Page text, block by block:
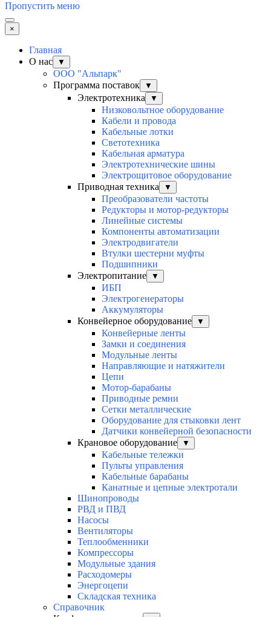
Пропустить меню
×
Главная
О нас
▼
ООО "Альпарк"
Программа поставок
▼
Электротехника ▼
Низковольтное оборудование
Кабели и провода
Кабельные лотки
Светотехника
Кабельная арматура
Электротехнические шины
Электрощитовое оборудование
Приводная техника
▼
Преобразователи частоты
Редукторы и мотор-редукторы
Линейные системы
Компоненты автоматизации
Электродвигатели
Втулки шестерни муфты
Подшипники
Электропитание
▼
ИБП
Электрогенераторы
Аккумуляторы
Конвейерное оборудование
▼
Конвейерные ленты
Замки и соединения
Модульные ленты
Направляющие и натяжители
Цепи
Мотор-барабаны
Приводные ремни
Сетки металлические
Оборудование для стыковки лент
Датчики конвейерной безопасности
Крановое оборудование
▼
Кабельные тележки
Пульты управления
Кабельные барабаны
Канатные и цепные электротали
Шинопроводы
РВД и ПВД
Насосы
Вентиляторы
Теплообменники
Компрессоры
Модульные здания
Расходомеры
Энергоцепи
Складская техника
Справочник